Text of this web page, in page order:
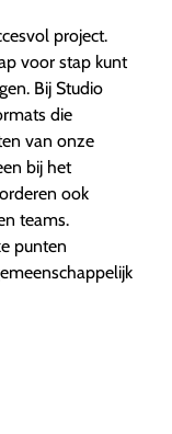
project.
voor stap kunt
Bij Studio
die
van onze
bij het
ook
teams.
punten